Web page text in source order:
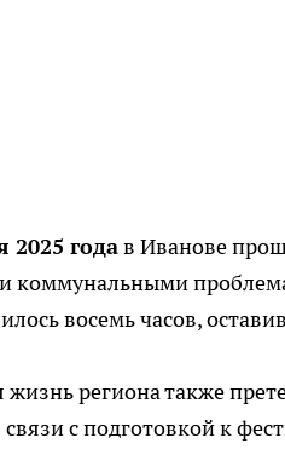
2025 годав Иванове
коммунальными
восемь часов,
жизнь региона также
связи с подготовкой к